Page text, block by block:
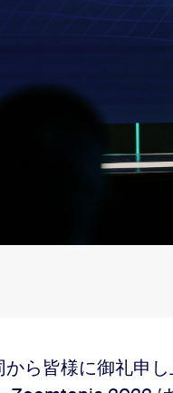
Canvas
CXインサ
ら皆様に御礼申